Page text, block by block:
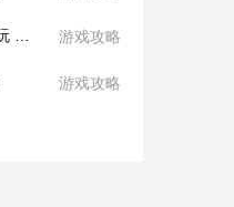
游戏攻略
游戏攻略